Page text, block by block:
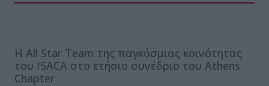
H All Star Team της παγκόσμιας κοινότητας
του ISACA στο ετήσιο συνέδριο του Athens
Chapter